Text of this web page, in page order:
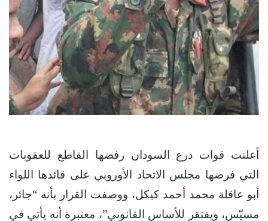
أعلنت قوات درع السودان رفضها القاطع للعقوبات
التي فرضها مجلس الاتحاد الأوروبي على قائدها اللواء
أبو عاقلة محمد أحمد كيكل، ووصفت القرار بأنه “جائر،
مسيّس، ويفتقر للأساس القانوني”، معتبرة أنه يأتي في